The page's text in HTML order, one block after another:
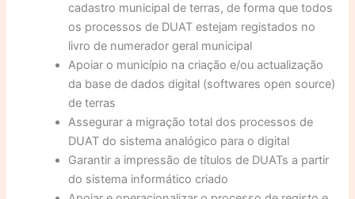
cadastro municipal de terras, de forma que todos
os processos de DUAT estejam registados no
livro de numerador geral municipal
Apoiar o município na criação e/ou actualização
da base de dados digital (softwares open source)
de terras
Assegurar a migração total dos processos de
DUAT do sistema analógico para o digital
Garantir a impressão de títulos de DUATs a partir
do sistema informático criado